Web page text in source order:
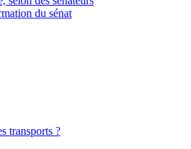
du sénat
transports ?